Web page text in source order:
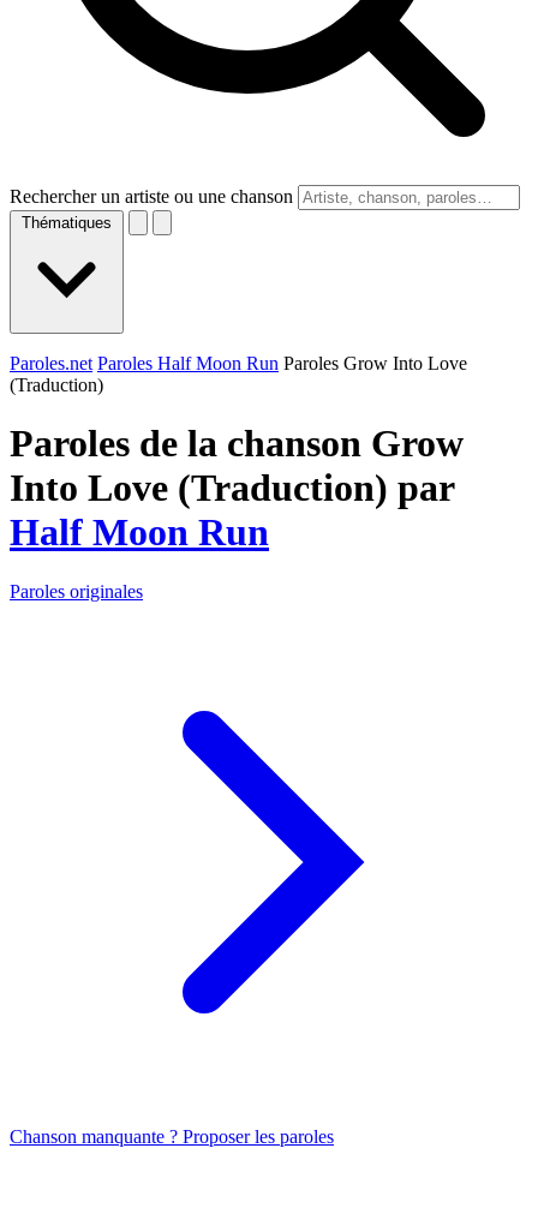
Rechercher un artiste ou une chanson
Thématiques
Paroles.net Paroles Half Moon Run Paroles Grow Into Love
(Traduction)
Paroles de la chanson Grow
Into Love (Traduction) par
Half Moon Run
Paroles originales
Chanson manquante ? Proposer les paroles